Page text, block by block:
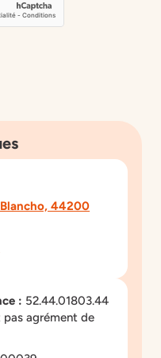
44200
: 52.44.01803.44
agrément de